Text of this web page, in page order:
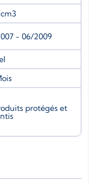
- 06/2009
protégés et